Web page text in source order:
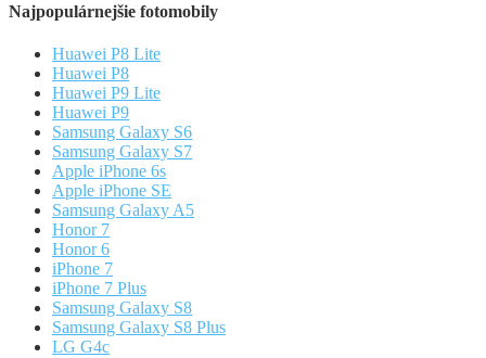
Najpopulárnejšie fotomobily
Huawei P8 Lite
Huawei P8
Huawei P9 Lite
Huawei P9
Samsung Galaxy S6
Samsung Galaxy S7
Apple iPhone 6s
Apple iPhone SE
Samsung Galaxy A5
Honor 7
Honor 6
iPhone 7
iPhone 7 Plus
Samsung Galaxy S8
Samsung Galaxy S8 Plus
LG G4c